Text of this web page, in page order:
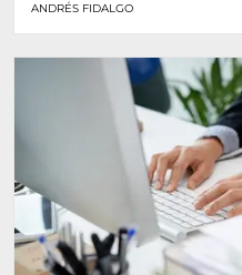
ANDRÉS FIDALGO